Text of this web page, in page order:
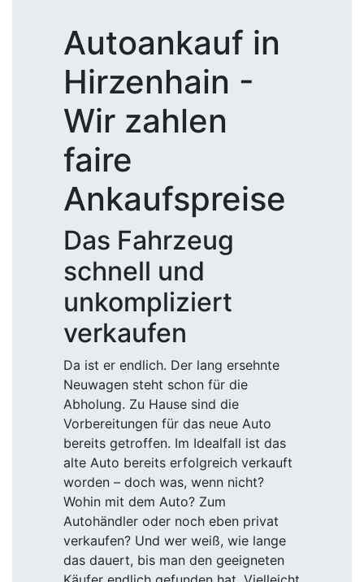
Autoankauf in
Hirzenhain -
Wir zahlen
faire
Ankaufspreise
Das Fahrzeug
schnell und
unkompliziert
verkaufen
Da ist er endlich. Der lang ersehnte
Neuwagen steht schon für die
Abholung. Zu Hause sind die
Vorbereitungen für das neue Auto
bereits getroffen. Im Idealfall ist das
alte Auto bereits erfolgreich verkauft
worden – doch was, wenn nicht?
Wohin mit dem Auto? Zum
Autohändler oder noch eben privat
verkaufen? Und wer weiß, wie lange
das dauert, bis man den geeigneten